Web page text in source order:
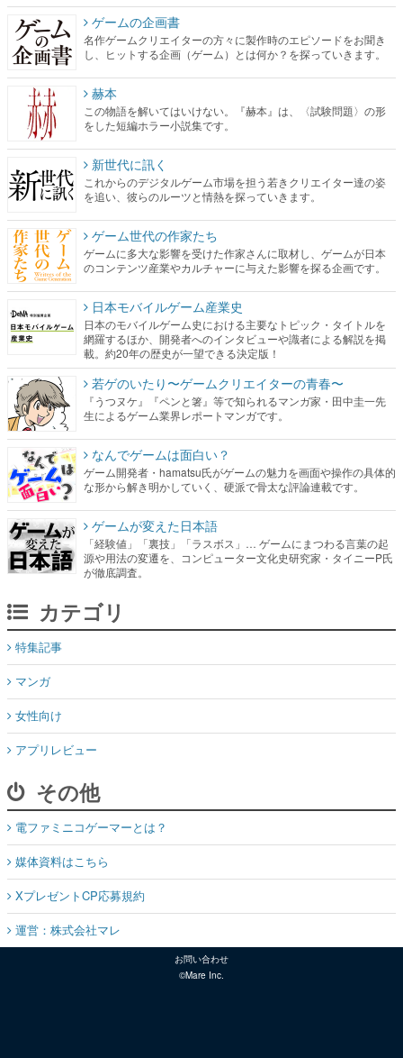
ゲームの企画書
名作ゲームクリエイターの方々に製作時のエピソードをお聞き
し、ヒットする企画（ゲーム）とは何か？を探っていきます。
赫本
この物語を解いてはいけない。『赫本』は、〈試験問題〉の形
をした短編ホラー小説集です。
新世代に訊く
これからのデジタルゲーム市場を担う若きクリエイター達の姿
を追い、彼らのルーツと情熱を探っていきます。
ゲーム世代の作家たち
ゲームに多大な影響を受けた作家さんに取材し、ゲームが日本
のコンテンツ産業やカルチャーに与えた影響を探る企画です。
日本モバイルゲーム産業史
日本のモバイルゲーム史における主要なトピック・タイトルを
網羅するほか、開発者へのインタビューや識者による解説を掲
載。約20年の歴史が一望できる決定版！
若ゲのいたり〜ゲームクリエイターの青春〜
『うつヌケ』『ペンと箸』等で知られるマンガ家・田中圭一先
生によるゲーム業界レポートマンガです。
なんでゲームは面白い？
ゲーム開発者・hamatsu氏がゲームの魅力を画面や操作の具体的
な形から解き明かしていく、硬派で骨太な評論連載です。
ゲームが変えた日本語
「経験値」「裏技」「ラスボス」… ゲームにまつわる言葉の起
源や用法の変遷を、コンピューター文化史研究家・タイニーP氏
が徹底調査。
カテゴリ
特集記事
マンガ
女性向け
アプリレビュー
その他
電ファミニコゲーマーとは？
媒体資料はこちら
XプレゼントCP応募規約
運営：株式会社マレ
お問い合わせ
©Mare Inc.